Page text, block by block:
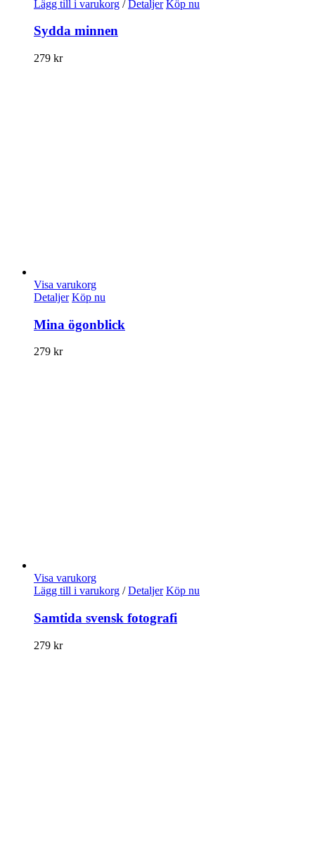
Lägg till i varukorg / Detaljer Köp nu
Sydda minnen
279 kr
Visa varukorg
Detaljer Köp nu
Mina ögonblick
279 kr
Visa varukorg
Lägg till i varukorg / Detaljer Köp nu
Samtida svensk fotografi
279 kr